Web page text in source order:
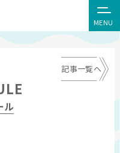
MENU
ル
記事一覧へ